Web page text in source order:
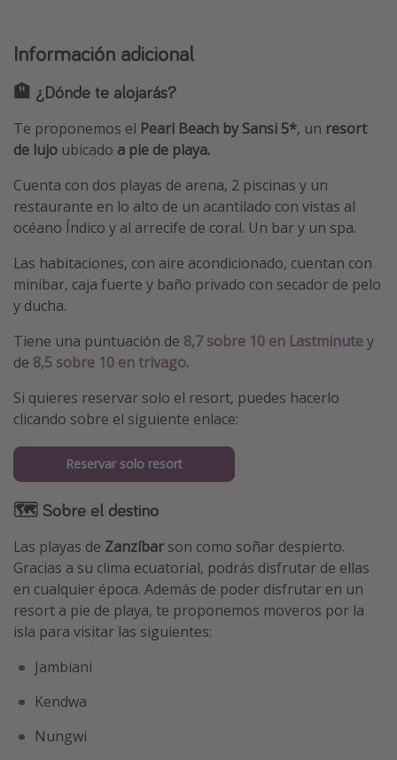
Información adicional
🏨 ¿Dónde te alojarás?
Te proponemos el Pearl Beach by Sansi 5*, un resort
de lujo ubicado a pie de playa.
Cuenta con dos playas de arena, 2 piscinas y un
restaurante en lo alto de un acantilado con vistas al
océano Índico y al arrecife de coral. Un bar y un spa.
Las habitaciones, con aire acondicionado, cuentan con
minibar, caja fuerte y baño privado con secador de pelo
y ducha.
Tiene una puntuación de 8,7 sobre 10 en Lastminutey
de 8,5 sobre 10 en trivago.
Si quieres reservar solo el resort, puedes hacerlo
clicando sobre el siguiente enlace:
Reservar solo resort
🗺 Sobre el destino
Las playas de Zanzíbar son como soñar despierto.
Gracias a su clima ecuatorial, podrás disfrutar de ellas
en cualquier época. Además de poder disfrutar en un
resort a pie de playa, te proponemos moveros por la
isla para visitar las siguientes:
Jambiani
Kendwa
Nungwi